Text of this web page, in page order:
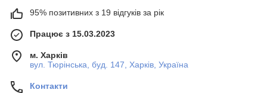
95% позитивних з 19 відгуків за рік
Працює з 15.03.2023
м. Харків
вул. Тюрінська, буд. 147, Харків, Україна
Контакти